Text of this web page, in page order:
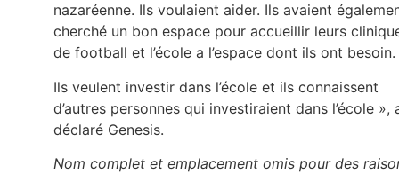
nazaréenne. Ils voulaient aider. Ils avaient
cherché un bon espace pour accueillir leurs
de football et l’école a l’espace dont ils ont besoin.
Ils veulent investir dans l’école et ils connaissent
d’autres personnes qui investiraient dans l’école »,
déclaré Genesis.
Nom complet et emplacement omis pour des